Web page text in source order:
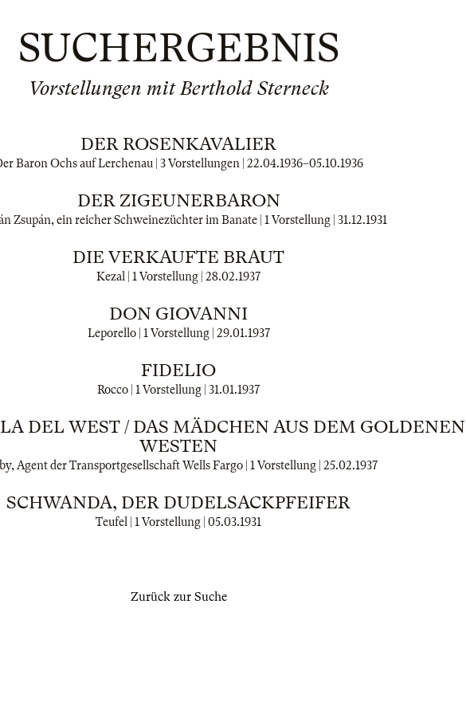
SUCHERGEBNIS
Vorstellungen mit Berthold Sterneck
DER ROSENKAVALIER
Baron Ochs auf Lerchenau | 3 Vorstellungen | 22.04.1936–05.10.1936
DER ZIGEUNERBARON
Zsupán, ein reicher Schweinezüchter im Banate | 1 Vorstellung | 31.12.1931
DIE VERKAUFTE BRAUT
Kezal | 1 Vorstellung | 28.02.1937
DON GIOVANNI
Leporello | 1 Vorstellung | 29.01.1937
FIDELIO
Rocco | 1 Vorstellung | 31.01.1937
DEL WEST / DAS MÄDCHEN AUS DEM GOLDENEN
WESTEN
Agent der Transportgesellschaft Wells Fargo | 1 Vorstellung | 25.02.1937
SCHWANDA, DER DUDELSACKPFEIFER
Teufel | 1 Vorstellung | 05.03.1931
Zurück zur Suche